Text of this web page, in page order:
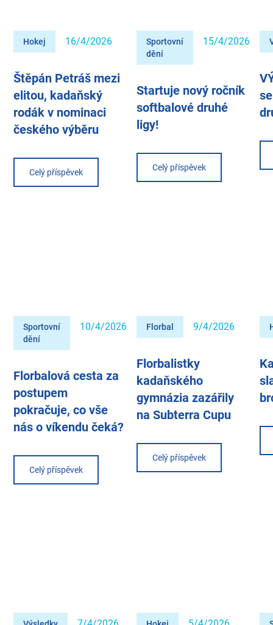
Hokej 16/4/2026
Štěpán Petráš mezi
elitou, kadaňský
rodák v nominaci
českého výběru
Celý příspěvek
Sportovní
dění
15/4/2026
Startuje nový ročník
softbalové druhé
ligy!
Celý příspěvek
Sportovní
dění
10/4/2026
Florbalová cesta za
postupem
pokračuje, co vše
nás o víkendu čeká?
Celý příspěvek
Florbal 9/4/2026
Florbalistky
kadaňského
gymnázia zazářily
na Subterra Cupu
Celý příspěvek